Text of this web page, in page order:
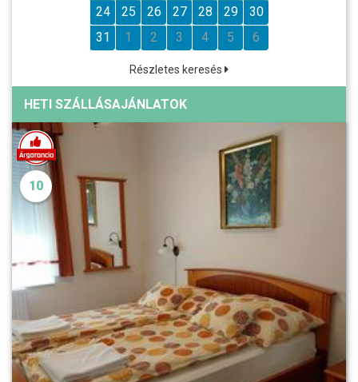
24
25 26 27 28 29
30
31
1 2 3 4 5 6
Részletes keresés
HETI SZÁLLÁSAJÁNLATOK
10